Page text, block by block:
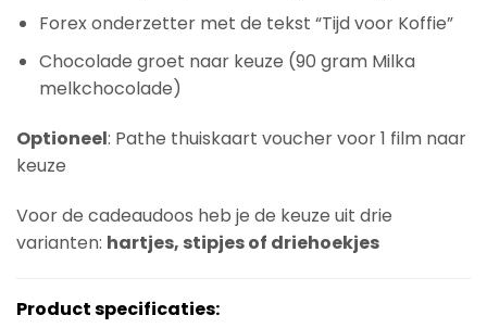
Forex onderzetter met de tekst “Tijd voor Koffie”
Chocolade groet naar keuze (90 gram Milka
melkchocolade)
Optioneel: Pathe thuiskaart voucher voor 1 film naar
keuze
Voor de cadeaudoos heb je de keuze uit drie
varianten: hartjes, stipjes of driehoekjes
Product specificaties: